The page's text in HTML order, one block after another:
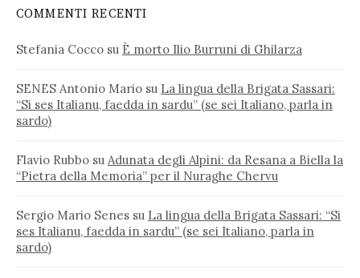
COMMENTI RECENTI
Stefania Cocco su È morto Ilio Burruni di Ghilarza
SENES Antonio Mario su La lingua della Brigata Sassari:
“Si ses Italianu, faedda in sardu” (se sei Italiano, parla in
sardo)
Flavio Rubbo su Adunata degli Alpini: da Resana a Biella la
“Pietra della Memoria” per il Nuraghe Chervu
Sergio Mario Senes su La lingua della Brigata Sassari: “Si
ses Italianu, faedda in sardu” (se sei Italiano, parla in
sardo)